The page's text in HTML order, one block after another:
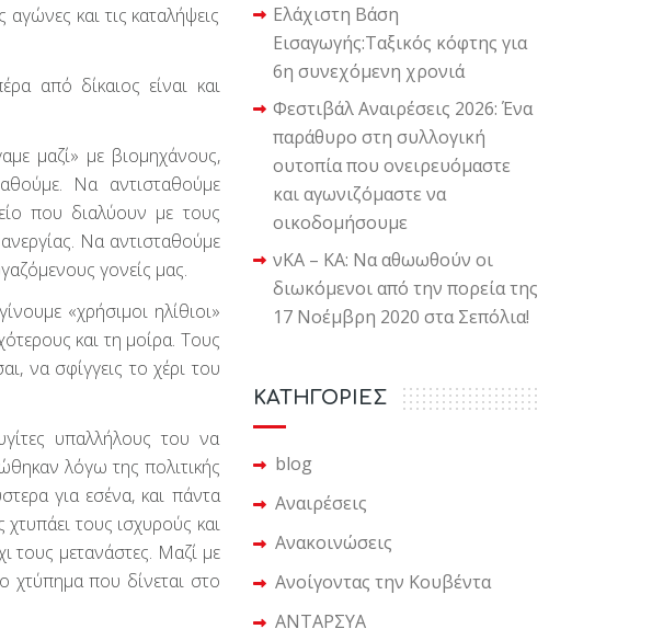
και τις καταλήψεις
από δίκαιος είναι και
μαζί» με βιομηχάνους,
Να αντισταθούμε
που διαλύουν με τους
Να αντισταθούμε
γονείς μας.
«χρήσιμοι ηλίθιοι»
και τη μοίρα. Τους
να σφίγγεις το χέρι του
υπαλλήλους του να
λόγω της πολιτικής
για εσένα, και πάντα
τους ισχυρούς και
τους μετανάστες. Μαζί με
χτύπημα που δίνεται στο
Ελάχιστη Βάση
Εισαγωγής:Ταξικός κόφτης για
6η συνεχόμενη χρονιά
Φεστιβάλ Αναιρέσεις 2026: Ένα
παράθυρο στη συλλογική
ουτοπία που ονειρευόμαστε
και αγωνιζόμαστε να
οικοδομήσουμε
νΚΑ – ΚΑ: Να αθωωθούν οι
διωκόμενοι από την πορεία της
17 Νοέμβρη 2020 στα Σεπόλια!
KΑΤΗΓΟΡΙΕΣ
blog
Αναιρέσεις
Ανακοινώσεις
Ανοίγοντας την Κουβέντα
ΑΝΤΑΡΣΥΑ